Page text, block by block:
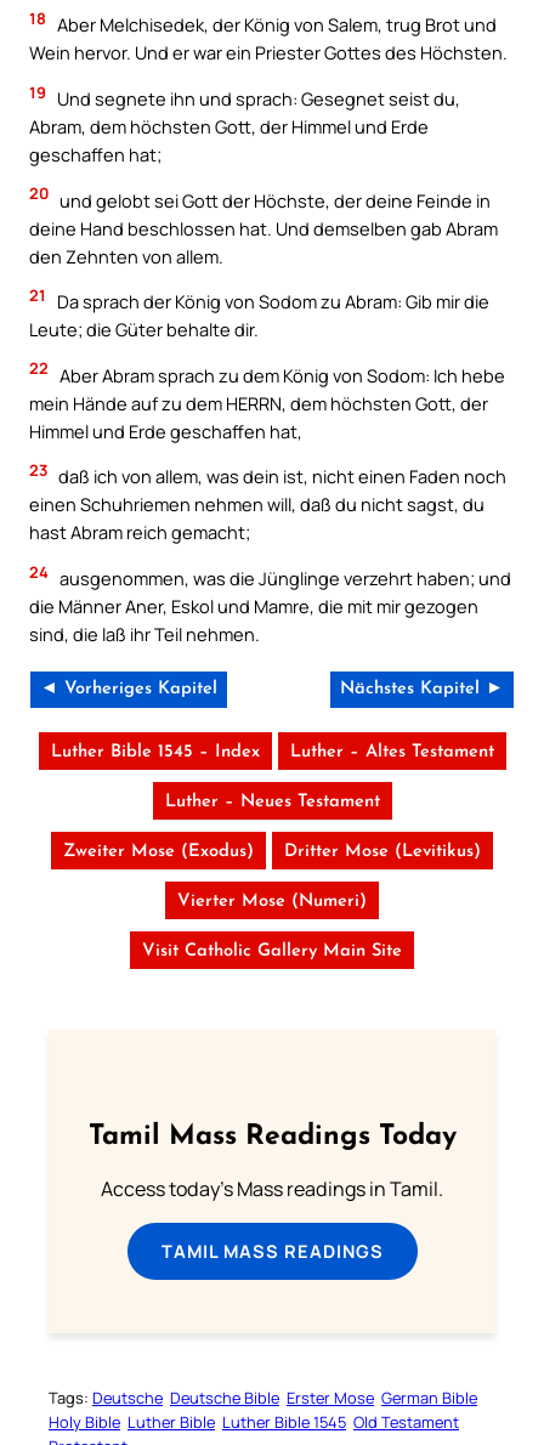
18 Aber Melchisedek, der König von Salem, trug Brot und
Wein hervor. Und er war ein Priester Gottes des Höchsten.
19
Und segnete ihn und sprach: Gesegnet seist du,
Abram, dem höchsten Gott, der Himmel und Erde
geschaffen hat;
20 und gelobt sei Gott der Höchste, der deine Feinde in
deine Hand beschlossen hat. Und demselben gab Abram
den Zehnten von allem.
21
Da sprach der König von Sodom zu Abram: Gib mir die
Leute; die Güter behalte dir.
22 Aber Abram sprach zu dem König von Sodom: Ich hebe
mein Hände auf zu dem HERRN, dem höchsten Gott, der
Himmel und Erde geschaffen hat,
23 daß ich von allem, was dein ist, nicht einen Faden noch
einen Schuhriemen nehmen will, daß du nicht sagst, du
hast Abram reich gemacht;
24 ausgenommen, was die Jünglinge verzehrt haben; und
die Männer Aner, Eskol und Mamre, die mit mir gezogen
sind, die laß ihr Teil nehmen.
◄ Vorheriges Kapitel Nächstes Kapitel ►
Luther Bible 1545 – Index Luther – Altes Testament
Luther – Neues Testament
Zweiter Mose (Exodus) Dritter Mose (Levitikus)
Vierter Mose (Numeri)
Visit Catholic Gallery Main Site
Tamil Mass Readings Today
Access today's Mass readings in Tamil.
TAMIL MASS READINGS
Tags: Deutsche Deutsche Bible Erster Mose German Bible
Holy Bible Luther Bible Luther Bible 1545 Old Testament